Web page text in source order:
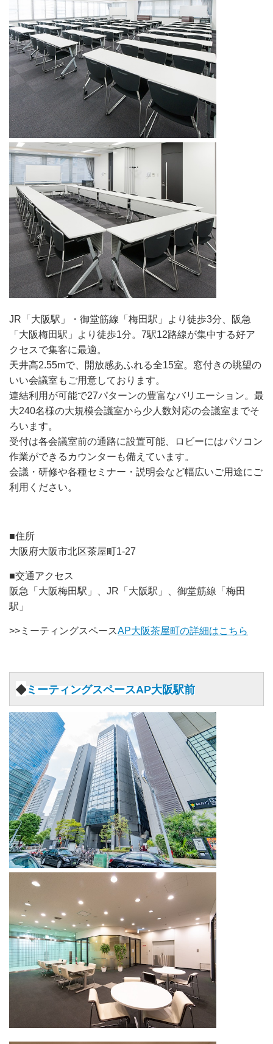
JR「大阪駅」・御堂筋線「梅田駅」より徒歩3分、阪急
「大阪梅田駅」より徒歩1分。7駅12路線が集中する好ア
クセスで集客に最適。
天井高2.55mで、開放感あふれる全15室。窓付きの眺望の
いい会議室もご用意しております。
連結利用が可能で27パターンの豊富なバリエーション。最
大240名様の大規模会議室から少人数対応の会議室までそ
ろいます。
受付は各会議室前の通路に設置可能、ロビーにはパソコン
作業ができるカウンターも備えています。
会議・研修や各種セミナー・説明会など幅広いご用途にご
利用ください。
■住所
大阪府大阪市北区茶屋町1-27
■交通アクセス
阪急「大阪梅田駅」、JR「大阪駅」、御堂筋線「梅田
駅」
>>ミーティングスペースAP大阪茶屋町の詳細はこちら
◆ ミーティングスペースAP大阪駅前